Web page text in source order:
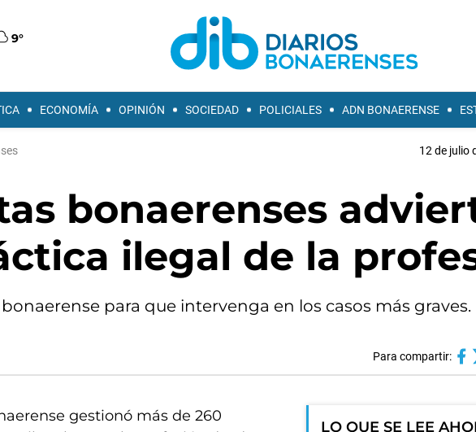
9°
ECONOMÍA OPINIÓN SOCIEDAD POLICIALES ADN BONAERENSE
12 de julio
bonaerenses
ilegal de la
para que intervenga en los casos más graves.
Para compartir:
gestionó más de 260
LO QUE SE LEE